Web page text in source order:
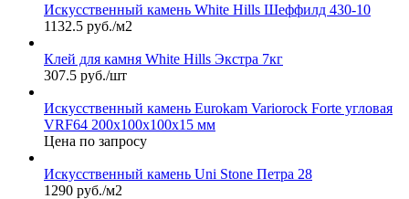
Искусственный камень White Hills Шеффилд 430-10
1132.5 руб./м2
Клей для камня White Hills Экстра 7кг
307.5 руб./шт
Искусственный камень Eurokam Variorock Forte угловая
VRF64 200х100х100х15 мм
Цена по запросу
Искусственный камень Uni Stone Петра 28
1290 руб./м2